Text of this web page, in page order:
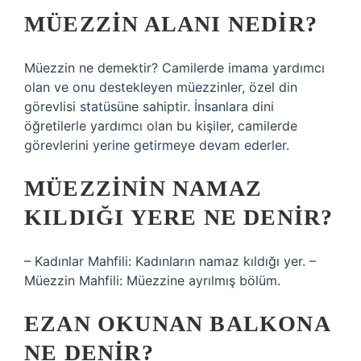
MÜEZZIN ALANI NEDIR?
Müezzin ne demektir? Camilerde imama yardımcı
olan ve onu destekleyen müezzinler, özel din
görevlisi statüsüne sahiptir. İnsanlara dini
öğretilerle yardımcı olan bu kişiler, camilerde
görevlerini yerine getirmeye devam ederler.
MÜEZZININ NAMAZ
KILDIĞI YERE NE DENIR?
– Kadınlar Mahfili: Kadınların namaz kıldığı yer. –
Müezzin Mahfili: Müezzine ayrılmış bölüm.
EZAN OKUNAN BALKONA
NE DENIR?